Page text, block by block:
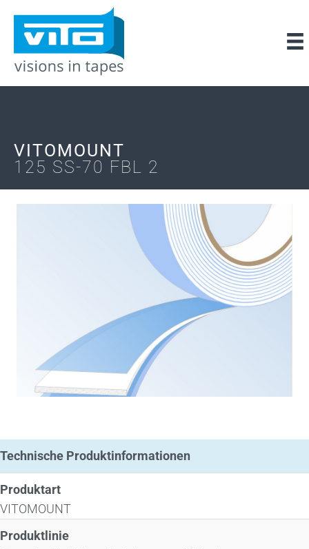
VITOMOUNT
125 SS-70 FBL 2
Technische Produktinformationen
Produktart
VITOMOUNT
Produktlinie